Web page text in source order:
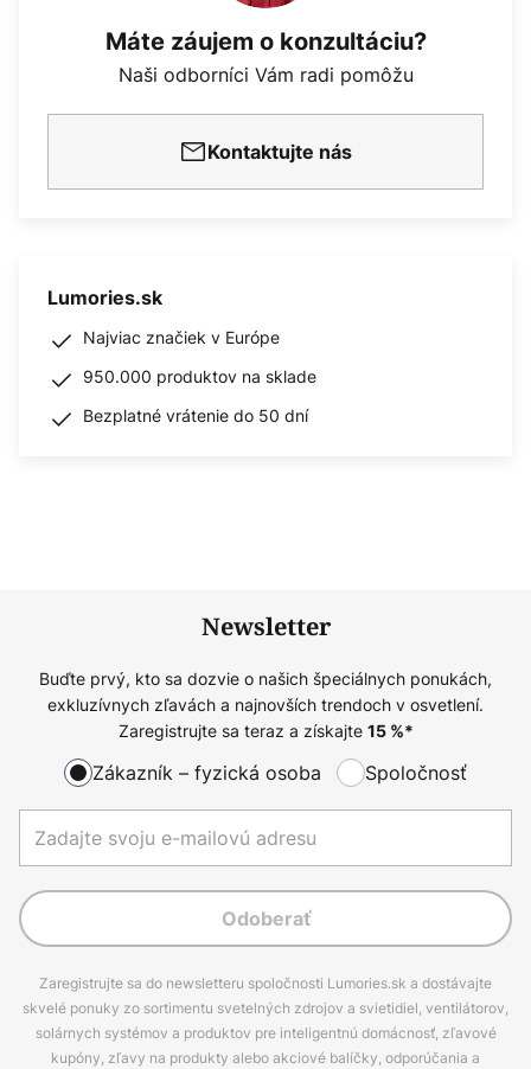
Máte záujem o konzultáciu?
Naši odborníci Vám radi pomôžu
Kontaktujte nás
Lumories.sk
Najviac značiek v Európe
950.000 produktov na sklade
Bezplatné vrátenie do 50 dní
Newsletter
Buďte prvý, kto sa dozvie o našich špeciálnych ponukách,
exkluzívnych zľavách a najnovších trendoch v osvetlení.
Zaregistrujte sa teraz a získajte 15%*
Zákazník – fyzická osoba Spoločnosť
Odoberať
Zaregistrujte sa do newsletteru spoločnosti Lumories.sk a dostávajte
skvelé ponuky zo sortimentu svetelných zdrojov a svietidiel, ventilátorov,
solárnych systémov a produktov pre inteligentnú domácnosť, zľavové
kupóny, zľavy na produkty alebo akciové balíčky, odporúčania a